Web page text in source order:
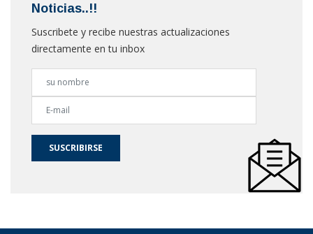
Noticias..!!
Suscribete y recibe nuestras actualizaciones
directamente en tu inbox
SUSCRIBIRSE